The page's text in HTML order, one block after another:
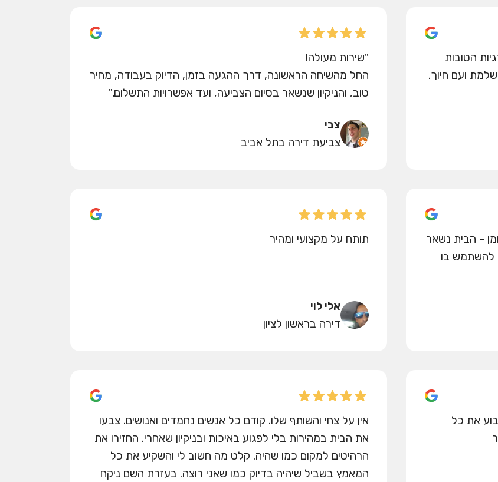
הטובות
ועם חיוך.
"שירות מעולה!
החל מהשיחה הראשונה, דרך ההגעה בזמן, הדיוק בעבודה, מחיר
טוב, והניקיון שנשאר בסיום הצביעה, ועד אפשרויות התשלום."
צבי
צביעת דירה בתל אביב
- הבית נשאר
להשתמש בו
תותח על מקצועי ומהיר
אלי לוי
דירה בראשון לציון
את כל
אין על צחי והשותף שלו. קודם כל אנשים נחמדים ואנושים. צבעו
את הבית במהירות בלי לפגוע באיכות ובניקיון שאחרי. החזירו את
הרהיטים למקום כמו שהיה. קלט מה חשוב לי והשקיע את כל
המאמץ בשביל שיהיה בדיוק כמו שאני רוצה. בעזרת השם ניקח